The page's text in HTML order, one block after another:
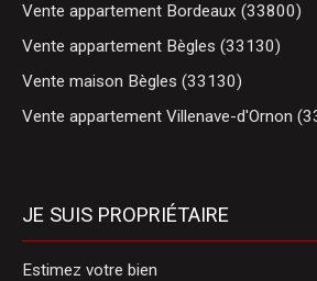
Vente appartement Bordeaux (33800)
Vente appartement Bègles (33130)
Vente maison Bègles (33130)
Vente appartement Villenave-d'Ornon
JE SUIS PROPRIÉTAIRE
Estimez votre bien